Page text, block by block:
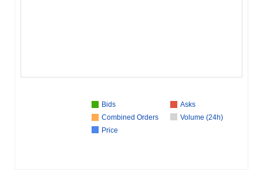
Bids
Asks
Combined Orders
Volume (24h)
Price